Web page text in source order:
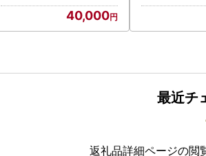
40,000
最近チ
返礼品詳細ページの閲